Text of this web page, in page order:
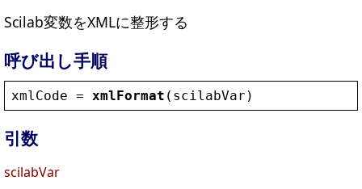
Scilab変数をXMLに整形する
呼び出し手順
xmlCode = xmlFormat ( scilabVar )
引数
scilabVar